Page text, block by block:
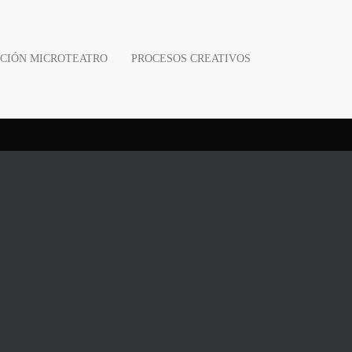
MICROTEATRO PROCESOS CREATIVOS